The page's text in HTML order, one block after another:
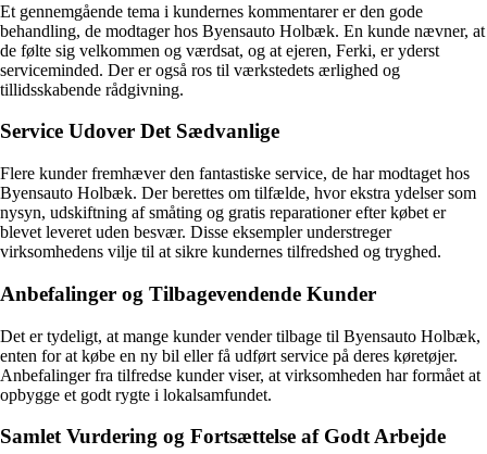
Et gennemgående tema i kundernes kommentarer er den gode
behandling, de modtager hos Byensauto Holbæk. En kunde nævner, at
de følte sig velkommen og værdsat, og at ejeren, Ferki, er yderst
serviceminded. Der er også ros til værkstedets ærlighed og
tillidsskabende rådgivning.
Service Udover Det Sædvanlige
Flere kunder fremhæver den fantastiske service, de har modtaget hos
Byensauto Holbæk. Der berettes om tilfælde, hvor ekstra ydelser som
nysyn, udskiftning af småting og gratis reparationer efter købet er
blevet leveret uden besvær. Disse eksempler understreger
virksomhedens vilje til at sikre kundernes tilfredshed og tryghed.
Anbefalinger og Tilbagevendende Kunder
Det er tydeligt, at mange kunder vender tilbage til Byensauto Holbæk,
enten for at købe en ny bil eller få udført service på deres køretøjer.
Anbefalinger fra tilfredse kunder viser, at virksomheden har formået at
opbygge et godt rygte i lokalsamfundet.
Samlet Vurdering og Fortsættelse af Godt Arbejde